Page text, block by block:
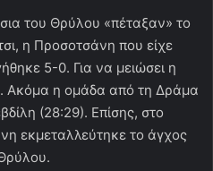
του Θρύλου «πέταξαν» το
η Προσοτσάνη που είχε
5-0. Για να μειώσει η
Ακόμα η ομάδα από τη Δράμα
(28:29). Επίσης, στο
εκμεταλλεύτηκε το άγχος